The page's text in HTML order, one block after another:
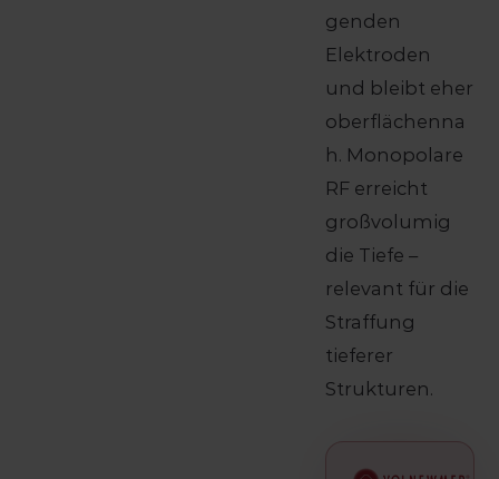
genden
Elektroden
und bleibt eher
oberflächenna
h. Monopolare
RF erreicht
großvolumig
die Tiefe –
relevant für die
Straffung
tieferer
Strukturen.